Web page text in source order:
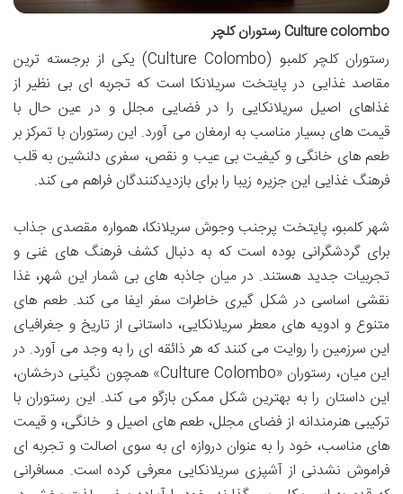
Culture colombo رستوران کلچر
رستوران کلچر کلمبو (Culture Colombo) یکی از برجسته ترین
مقاصد غذایی در پایتخت سریلانکا است که تجربه ای بی نظیر از
غذاهای اصیل سریلانکایی را در فضایی مجلل و در عین حال با
قیمت های بسیار مناسب به ارمغان می آورد. این رستوران با تمرکز بر
طعم های خانگی و کیفیت بی عیب و نقص، سفری دلنشین به قلب
فرهنگ غذایی این جزیره زیبا را برای بازدیدکنندگان فراهم می کند.
شهر کلمبو، پایتخت پرجنب وجوش سریلانکا، همواره مقصدی جذاب
برای گردشگرانی بوده است که به دنبال کشف فرهنگ های غنی و
تجربیات جدید هستند. در میان جاذبه های بی شمار این شهر، غذا
نقشی اساسی در شکل گیری خاطرات سفر ایفا می کند. طعم های
متنوع و ادویه های معطر سریلانکایی، داستانی از تاریخ و جغرافیای
این سرزمین را روایت می کنند که هر ذائقه ای را به وجد می آورد. در
این میان، رستوران «Culture Colombo» همچون نگینی درخشان،
این داستان را به بهترین شکل ممکن بازگو می کند. این رستوران با
ترکیبی هنرمندانه از فضای مجلل، طعم های اصیل و خانگی، و قیمت
های مناسب، خود را به عنوان دروازه ای به سوی اصالت و تجربه ای
فراموش نشدنی از آشپزی سریلانکایی معرفی کرده است. مسافرانی